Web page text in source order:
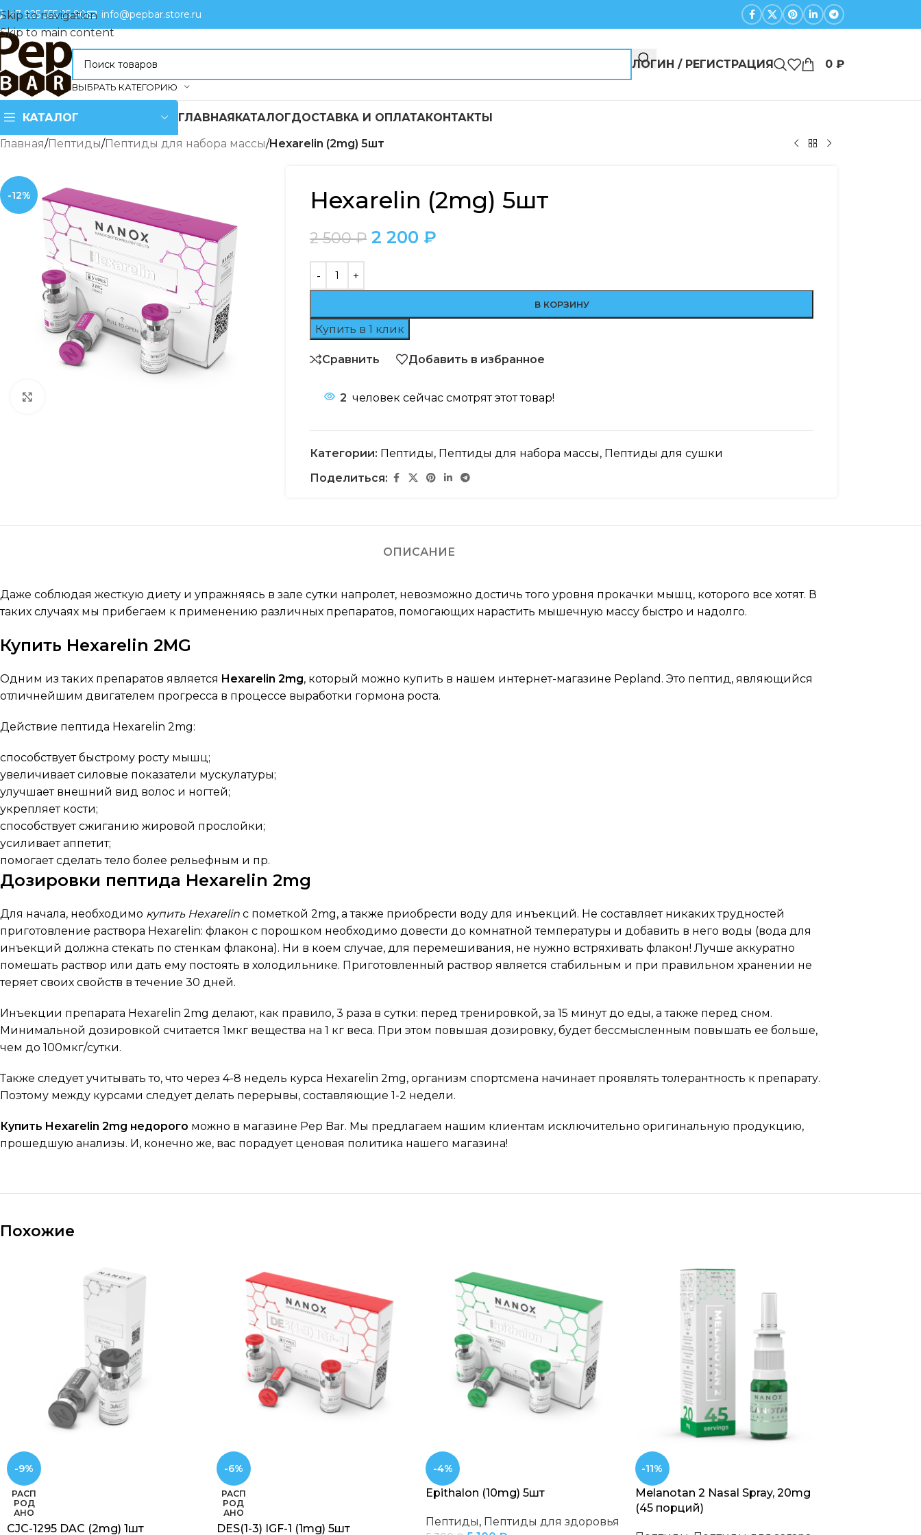
Skip to navigation
Skip to main content
+7 925 555 25 90 info@pepbar.store.ru
ВЫБРАТЬ КАТЕГОРИЮ
ЛОГИН / РЕГИСТРАЦИЯ 0 ₽
КАТАЛОГ ГЛАВНАЯКАТАЛОГДОСТАВКА И ОПЛАТАКОНТАКТЫ
Главная/Пептиды/Пептиды для набора массы/Hexarelin (2mg) 5шт
-12% Hexarelin (2mg) 5шт
2 500₽ 2 200₽
В КОРЗИНУ
Купить в 1 клик
Сравнить Добавить в избранное
2 человек сейчас смотрят этот товар!
Категории: Пептиды, Пептиды для набора массы, Пептиды для сушки
Поделиться:
ОПИСАНИЕ
Даже соблюдая жесткую диету и упражняясь в зале сутки напролет, невозможно достичь того уровня прокачки мышц, которого все хотят. В
таких случаях мы прибегаем к применению различных препаратов, помогающих нарастить мышечную массу быстро и надолго.
Купить Hexarelin 2MG
Одним из таких препаратов является Hexarelin 2mg, который можно купить в нашем интернет-магазине Pepland. Это пептид, являющийся
отличнейшим двигателем прогресса в процессе выработки гормона роста.
Действие пептида Hexarelin 2mg:
способствует быстрому росту мышц;
увеличивает силовые показатели мускулатуры;
улучшает внешний вид волос и ногтей;
укрепляет кости;
способствует сжиганию жировой прослойки;
усиливает аппетит;
помогает сделать тело более рельефным и пр.
Дозировки пептида Hexarelin 2mg
Для начала, необходимо купить Hexarelin с пометкой 2mg, а также приобрести воду для инъекций. Не составляет никаких трудностей
приготовление раствора Hexarelin: флакон с порошком необходимо довести до комнатной температуры и добавить в него воды (вода для
инъекций должна стекать по стенкам флакона). Ни в коем случае, для перемешивания, не нужно встряхивать флакон! Лучше аккуратно
помешать раствор или дать ему постоять в холодильнике. Приготовленный раствор является стабильным и при правильном хранении не
теряет своих свойств в течение 30 дней.
Инъекции препарата Hexarelin 2mg делают, как правило, 3 раза в сутки: перед тренировкой, за 15 минут до еды, а также перед сном.
Минимальной дозировкой считается 1мкг вещества на 1 кг веса. При этом повышая дозировку, будет бессмысленным повышать ее больше,
чем до 100мкг/сутки.
Также следует учитывать то, что через 4-8 недель курса Hexarelin 2mg, организм спортсмена начинает проявлять толерантность к препарату.
Поэтому между курсами следует делать перерывы, составляющие 1-2 недели.
Купить Hexarelin 2mg недорого можно в магазине Pep Bar. Мы предлагаем нашим клиентам исключительно оригинальную продукцию,
прошедшую анализы. И, конечно же, вас порадует ценовая политика нашего магазина!
Похожие
-9%
РАСП
РОД
АНО
CJC-1295 DAC (2mg) 1шт
-6%
РАСП
РОД
АНО
DES(1-3) IGF-1 (1mg) 5шт
-4%
Epithalon (10mg) 5шт
Пептиды, Пептиды для здоровья
-11%
Melanotan 2 Nasal Spray, 20mg
(45 порций)